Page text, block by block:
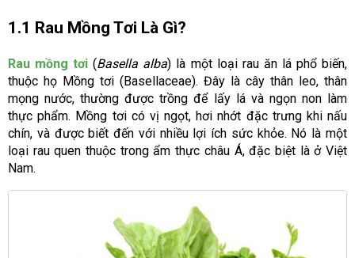
1.1 Rau Mồng Tơi Là Gì?
Rau mồng tơi (Basella alba) là một loại rau ăn lá phổ biến,
thuộc họ Mồng tơi (Basellaceae). Đây là cây thân leo, thân
mọng nước, thường được trồng để lấy lá và ngọn non làm
thực phẩm. Mồng tơi có vị ngọt, hơi nhớt đặc trưng khi nấu
chín, và được biết đến với nhiều lợi ích sức khỏe. Nó là một
loại rau quen thuộc trong ẩm thực châu Á, đặc biệt là ở Việt
Nam.